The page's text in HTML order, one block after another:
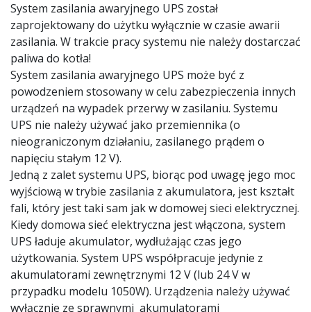
System zasilania awaryjnego UPS został
zaprojektowany do użytku wyłącznie w czasie awarii
zasilania. W trakcie pracy systemu nie należy dostarczać
paliwa do kotła!
System zasilania awaryjnego UPS może być z
powodzeniem stosowany w celu zabezpieczenia innych
urządzeń na wypadek przerwy w zasilaniu. Systemu
UPS nie należy używać jako przemiennika (o
nieograniczonym działaniu, zasilanego prądem o
napięciu stałym 12 V).
Jedną z zalet systemu UPS, biorąc pod uwagę jego moc
wyjściową w trybie zasilania z akumulatora, jest kształt
fali, który jest taki sam jak w domowej sieci elektrycznej.
Kiedy domowa sieć elektryczna jest włączona, system
UPS ładuje akumulator, wydłużając czas jego
użytkowania. System UPS współpracuje jedynie z
akumulatorami zewnętrznymi 12 V (lub 24 V w
przypadku modelu 1050W). Urządzenia należy używać
wyłącznie ze sprawnymi akumulatorami